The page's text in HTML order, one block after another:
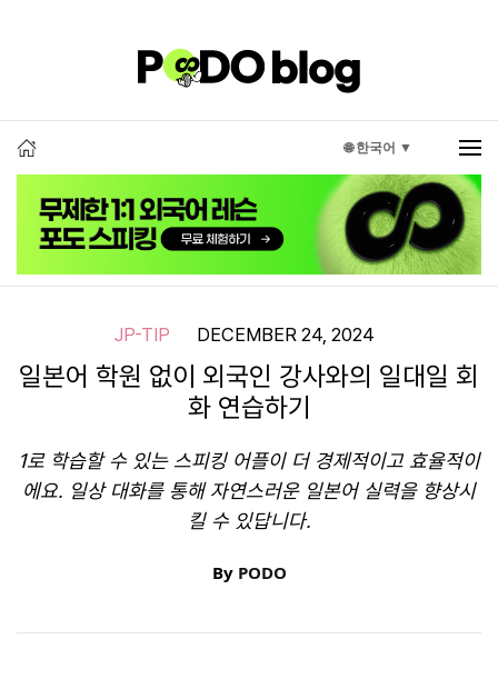
🌐 한국어 ▼
JP-TIP DECEMBER 24, 2024
일본어 학원 없이 외국인 강사와의 일대일 회
화 연습하기
1로 학습할 수 있는 스피킹 어플이 더 경제적이고 효율적이
에요. 일상 대화를 통해 자연스러운 일본어 실력을 향상시
킬 수 있답니다.
By PODO